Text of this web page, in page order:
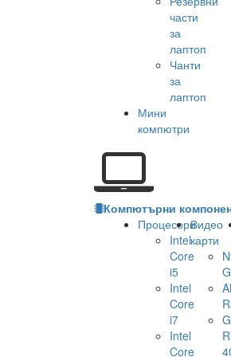
части
за
лаптоп
Чанти
за
лаптоп
Мини
компютри
Компютърни
Процесори
Intel
Core
i5
Intel
Core
i7
Intel
Core
Видео
карти